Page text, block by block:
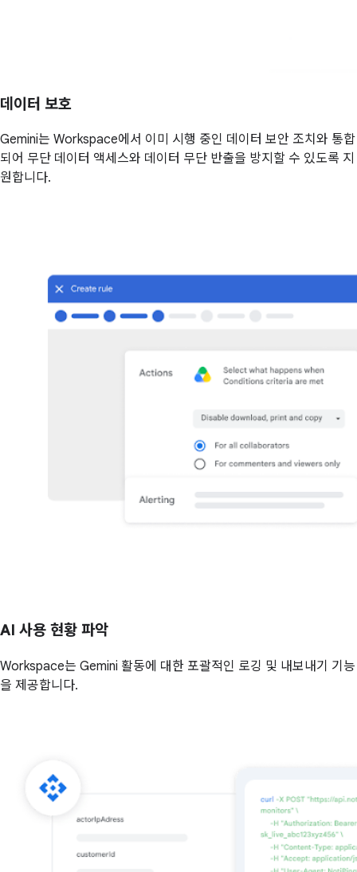
데이터 보호
Gemini는 Workspace에서 이미 시행 중인 데이터 보안 조치와 통합
되어 무단 데이터 액세스와 데이터 무단 반출을 방지할 수 있도록 지
원합니다.
AI 사용 현황 파악
Workspace는 Gemini 활동에 대한 포괄적인 로깅 및 내보내기 기능
을 제공합니다.